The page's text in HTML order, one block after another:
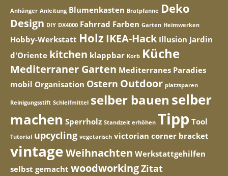
Anhänger Anleitung Blumenkasten Bratpfanne Deko
Design DIY DX4000 Fahrrad Farben Garten Heimwerken
Hobby-Werkstatt Holz IKEA-Hack Illusion Jardin
d'Oriente kitchen klappbar Korb Küche
Mediterraner Garten Mediterranes Paradies
mobil Organisation Ostern Outdoor platzsparen
Reinigungsstift Schleifmittel selber bauen selber
machen Sperrholz Standzeit erhöhen Tipp Tool
Tutorial upcycling vegetarisch victorian corner bracket
vintageWeihnachten Werkstattgehilfen
selbst gemacht woodworkingZitat